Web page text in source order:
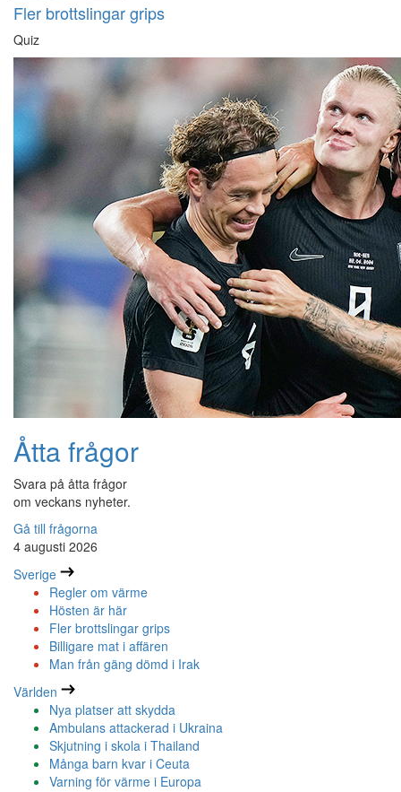
Fler brottslingar grips
Quiz
Åtta frågor
Svara på åtta frågor
om veckans nyheter.
Gå till frågorna
4 augusti 2026
Sverige
Regler om värme
Hösten är här
Fler brottslingar grips
Billigare mat i affären
Man från gäng dömd i Irak
Världen
Nya platser att skydda
Ambulans attackerad i Ukraina
Skjutning i skola i Thailand
Många barn kvar i Ceuta
Varning för värme i Europa